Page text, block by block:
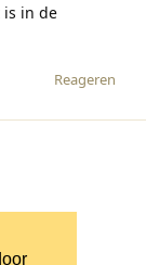
is in de
Reageren